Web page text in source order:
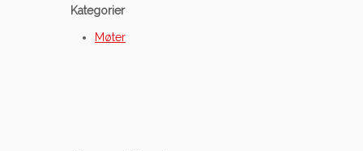
Kategorier
Møter